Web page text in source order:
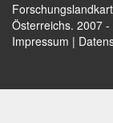
Österreichs. 2007 -
Impressum |